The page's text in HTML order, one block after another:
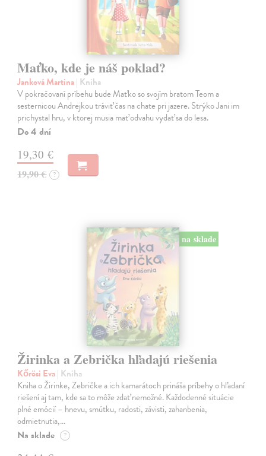
Maťko, kde je náš poklad?
Janková Martina| Kniha
V pokračovaní príbehu bude Maťko so svojím bratom Teom a
sesternicou Andrejkou tráviť čas na chate pri jazere. Strýko Jani im
prichystal hru, v ktorej musia mať odvahu vydať sa do lesa.
Do 4 dní
19,30 €
19,90 € ?
na sklade
Žirinka a Zebrička hľadajú riešenia
Kőrösi Eva| Kniha
Kniha o Žirinke, Zebričke a ich kamarátoch prináša príbehy o hľadaní
riešení aj tam, kde sa to môže zdať nemožné. Každodenné situácie
plné emócií – hnevu, smútku, radosti, závisti, zahanbenia,
odmietnutia,…
Na sklade ?